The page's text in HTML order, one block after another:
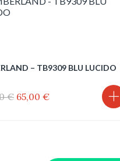
– TB9309 BLU LUCIDO
€ Il
65,00 €Il